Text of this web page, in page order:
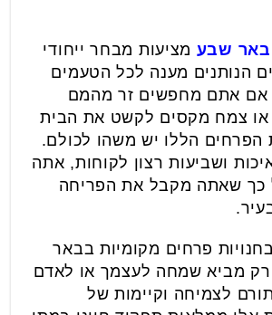
באר שבע מציעות מבחר ייחודי
הנותנים מענה לכל הטעמים
אם אתם מחפשים זר מהמם
או צמח מקסים לקשט את הבית
הפרחים הללו יש משהו לכולם.
ושביעות רצון לקוחות, אתה
כך שאתה מקבל את הפריחה
פרחים מקומיות בבאר
מביא שמחה לעצמך או לאדם
לצמיחה וקיימות של